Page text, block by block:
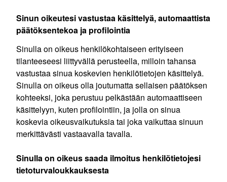
Sinun oikeutesi vastustaa käsittelyä, automaattista
päätöksentekoa ja profilointia
Sinulla on oikeus henkilökohtaiseen erityiseen
tilanteeseesi liittyvällä perusteella, milloin tahansa
vastustaa sinua koskevien henkilötietojen käsittelyä.
Sinulla on oikeus olla joutumatta sellaisen päätöksen
kohteeksi, joka perustuu pelkästään automaattiseen
käsittelyyn, kuten profilointiin, ja jolla on sinua
koskevia oikeusvaikutuksia tai joka vaikuttaa sinuun
merkittävästi vastaavalla tavalla.
Sinulla on oikeus saada ilmoitus henkilötietojesi
tietoturvaloukkauksesta